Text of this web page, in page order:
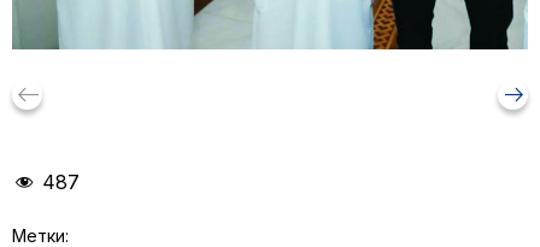
keyboard_backspace arrow_right_alt
487
Метки: